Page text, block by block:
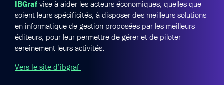
IBGraf vise à aider les acteurs économiques, quelles que
soient leurs spécificités, à disposer des meilleurs solutions
en informatique de gestion proposées par les meilleurs
éditeurs, pour leur permettre de gérer et de piloter
sereinement leurs activités.
Vers le site d’ibgraf